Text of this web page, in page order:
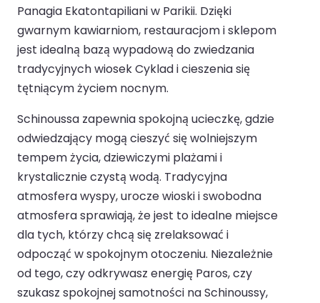
Panagia Ekatontapiliani w Parikii. Dzięki
gwarnym kawiarniom, restauracjom i sklepom
jest idealną bazą wypadową do zwiedzania
tradycyjnych wiosek Cyklad i cieszenia się
tętniącym życiem nocnym.
Schinoussa zapewnia spokojną ucieczkę, gdzie
odwiedzający mogą cieszyć się wolniejszym
tempem życia, dziewiczymi plażami i
krystalicznie czystą wodą. Tradycyjna
atmosfera wyspy, urocze wioski i swobodna
atmosfera sprawiają, że jest to idealne miejsce
dla tych, którzy chcą się zrelaksować i
odpocząć w spokojnym otoczeniu. Niezależnie
od tego, czy odkrywasz energię Paros, czy
szukasz spokojnej samotności na Schinoussy,